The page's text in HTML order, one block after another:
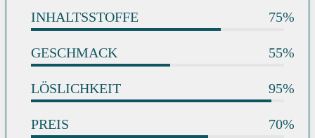
INHALTSSTOFFE 75%
GESCHMACK 55%
LÖSLICHKEIT 95%
PREIS 70%